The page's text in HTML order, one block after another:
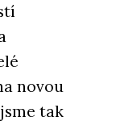
novou
tak